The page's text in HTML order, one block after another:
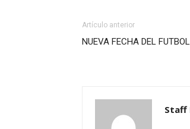
Artículo anterior
NUEVA FECHA DEL
Staff